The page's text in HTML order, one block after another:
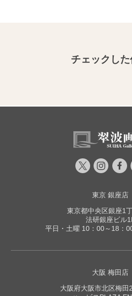
チェックし
東京 銀座店
東京都中央区銀座1
法研銀座ビル
平日・土曜 10：00～18：
大阪 梅田店
大阪府大阪市北区梅田